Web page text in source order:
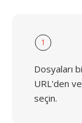
1
Dosyaları
URL'den
seçin.